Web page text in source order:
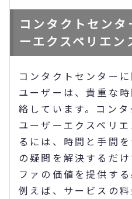
コンタクトセン
ーエクスペリエン
コンタクトセンター
ユーザーは、貴重な
絡しています。コン
ユーザーエクスペリ
るには、時間と手間
の疑問を解決するだ
ファの価値を提供する
例えば、サービスの